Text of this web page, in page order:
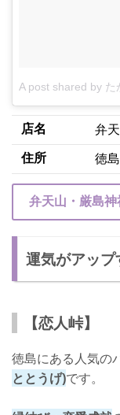
A post shared by
店名
弁
住所
徳
弁天山・厳島
運気がアッ
【恋人峠】
徳島にある人気の
ととうげ)です。